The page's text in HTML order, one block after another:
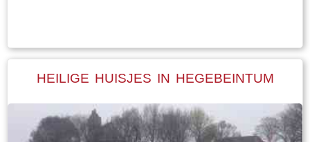
aub”. Het is de moeite waard om het park eens
heeft. Grote brokken zandsteen liggen her en
der verspreid door het park alsof er een enorme
HEILIGE HUISJES IN HEGEBEINTUM